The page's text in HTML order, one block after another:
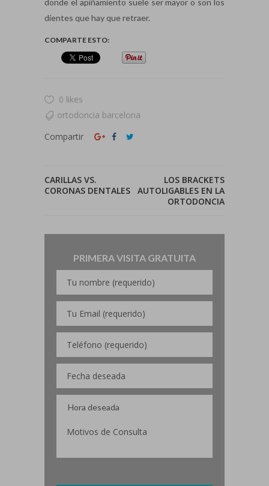
donde el apiñamiento suele ser mayor o son los
dientes que hay que retraer.
COMPARTE ESTO:
0 likes
ortodoncia barcelona
Compartir
CARILLAS VS.
CORONAS DENTALES
LOS BRACKETS
AUTOLIGABLES EN LA
ORTODONCIA
PRIMERA VISITA GRATUITA